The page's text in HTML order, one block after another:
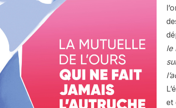
le
et